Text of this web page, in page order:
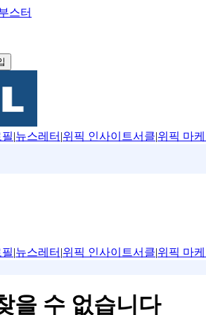
스터
|뉴스레터 |위픽 인사이트서클|위픽 마케
|뉴스레터 |위픽 인사이트서클|위픽 마케
을 수 없습니다